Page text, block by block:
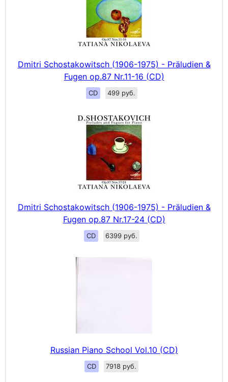
Dmitri Schostakowitsch (1906-1975) - Präludien &
Fugen op.87 Nr.11-16 (CD)
CD 499 руб.
Dmitri Schostakowitsch (1906-1975) - Präludien &
Fugen op.87 Nr.17-24 (CD)
CD 6399 руб.
Russian Piano School Vol.10 (CD)
CD 7918 руб.